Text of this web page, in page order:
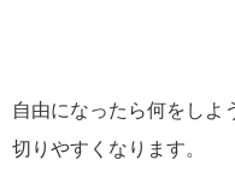
自由になったら何をしよ
切りやすくなります。